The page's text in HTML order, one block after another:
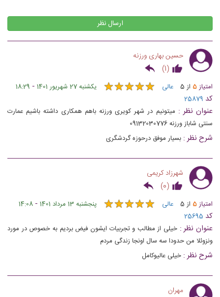
ارسال نظر
حسین بهاری ورزنه
(
1
)
امتیاز5 از 5 عالی ★★★★★
★★★★★ یکشنبه 27 شهریور 1401 -
18:29
کد 25879
عنوان نظر : میتونیم در شهر کویری ورزنه باهم همکاری داشته باشیم عمارت
سنتی شاباز ورزنه 09132030776
شرح نظر : بسیار موفق درحوزه گردشگری
شهرزاد کریمی
(
0
)
امتیاز5 از 5 عالی ★★★★★
★★★★★ پنجشنبه 13 مرداد 1401 -
14:08
کد 25695
عنوان نظر : خیلی از مطالب و تجربیات ایشون فیض بردیم به خصوص در مورد
ونزوئلا من حدودا سه سال اونجا زندگی مردم‌
شرح نظر : خیلی عالیو‌کامل
مهران